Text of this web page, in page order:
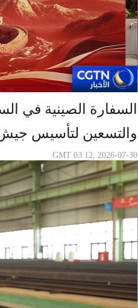
السفارة الصينية في
والتسعين لتأسيس
GMT 03:12, 2026-07-30